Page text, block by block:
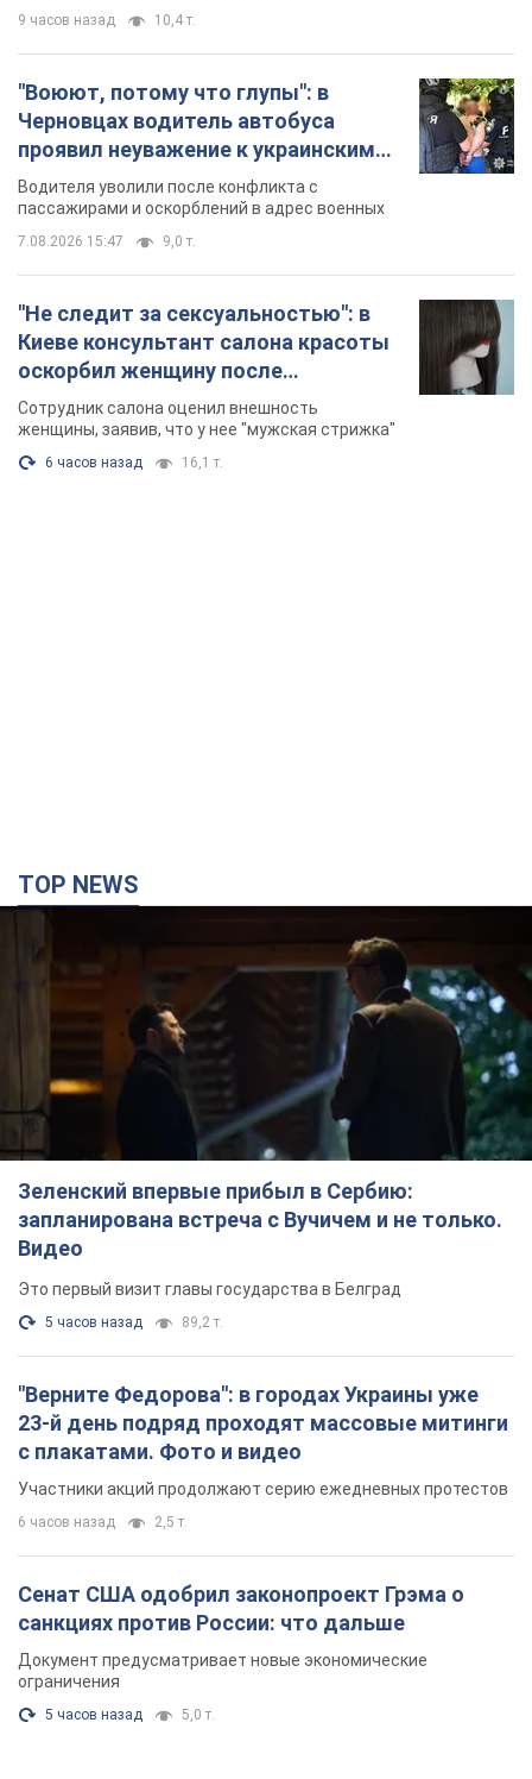
9 часов назад 10,4 т.
"Воюют, потому что глупы": в
Черновцах водитель автобуса
проявил неуважение к украинским
военным и поплатился за это.
Видео
Водителя уволили после конфликта с
пассажирами и оскорблений в адрес военных
7.08.2026 15:47 9,0 т.
"Не следит за сексуальностью": в
Киеве консультант салона красоты
оскорбил женщину после
химиотерапии, разгорелся скандал.
Фото
Сотрудник салона оценил внешность
женщины, заявив, что у нее "мужская стрижка"
6 часов назад 16,1 т.
TOP NEWS
Зеленский впервые прибыл в Сербию:
запланирована встреча с Вучичем и не только.
Видео
Это первый визит главы государства в Белград
5 часов назад 89,2 т.
"Верните Федорова": в городах Украины уже
23-й день подряд проходят массовые митинги
с плакатами. Фото и видео
Участники акций продолжают серию ежедневных протестов
6 часов назад 2,5 т.
Сенат США одобрил законопроект Грэма о
санкциях против России: что дальше
Документ предусматривает новые экономические
ограничения
5 часов назад 5,0 т.